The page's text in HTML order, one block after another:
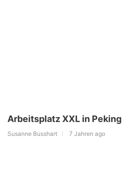
Arbeitsplatz XXL in Peking
Susanne Busshart 7 Jahren ago